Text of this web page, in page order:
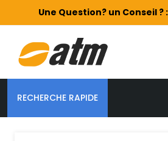
Une Question? un Conseil ? :
RECHERCHE RAPIDE